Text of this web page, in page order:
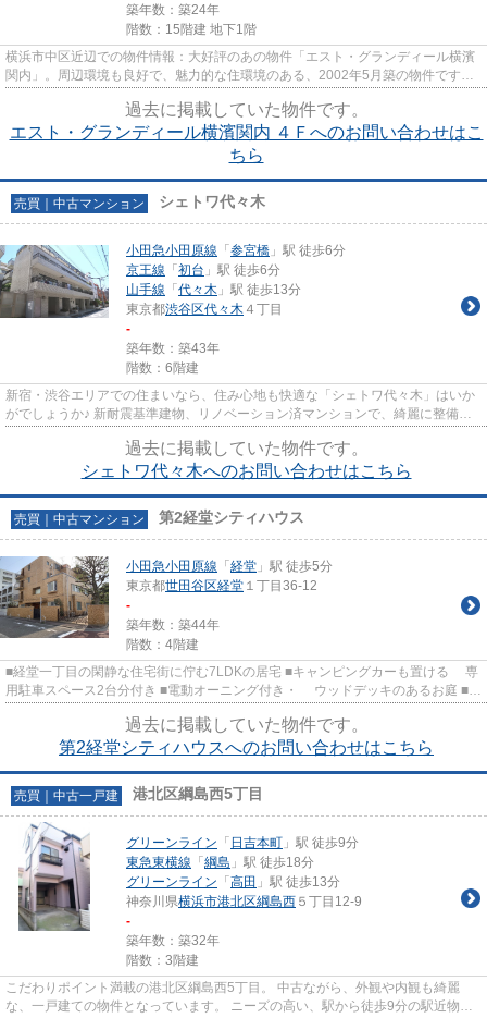
築年数：築24年
階数：15階建 地下1階
横浜市中区近辺での物件情報：大好評のあの物件「エスト・グランディール横濱
関内」。周辺環境も良好で、魅力的な住環境のある、2002年5月築の物件です！
過去に掲載していた物件です。
エスト・グランディール横濱関内 ４Ｆへのお問い合わせはこ
ちら
売買｜中古マンション シェトワ代々木
小田急小田原線 「 参宮橋 」駅 徒歩6分
京王線 「 初台 」駅 徒歩6分
山手線 「 代々木 」駅 徒歩13分
東京都渋谷区代々木 ４丁目
-
築年数：築43年
階数：6階建
新宿・渋谷エリアでの住まいなら、住み心地も快適な「シェトワ代々木」はいか
がでしょうか♪ 新耐震基準建物、リノベーション済マンションで、綺麗に整備さ
過去に掲載していた物件です。
シェトワ代々木へのお問い合わせはこちら
売買｜中古マンション 第2経堂シティハウス
小田急小田原線 「 経堂 」駅 徒歩5分
東京都世田谷区経堂 １丁目36-12
-
築年数：築44年
階数：4階建
■経堂一丁目の閑静な住宅街に佇む7LDKの居宅 ■キャンピングカーも置ける 専
用駐車スペース2台分付き ■電動オーニング付き・ ウッドデッキのあるお庭 ■専
過去に掲載していた物件です。
第2経堂シティハウスへのお問い合わせはこちら
売買｜中古一戸建 港北区綱島西5丁目
グリーンライン 「 日吉本町 」駅 徒歩9分
東急東横線 「 綱島 」駅 徒歩18分
グリーンライン 「 高田 」駅 徒歩13分
神奈川県横浜市港北区綱島西 ５丁目12-9
-
築年数：築32年
階数：3階建
こだわりポイント満載の港北区綱島西5丁目。 中古ながら、外観や内観も綺麗
な、一戸建ての物件となっています。 ニーズの高い、駅から徒歩9分の駅近物件